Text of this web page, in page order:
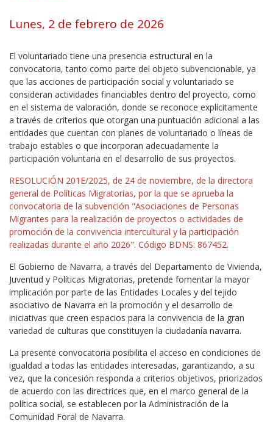
Lunes, 2 de febrero de 2026
El voluntariado tiene una presencia estructural en la
convocatoria, tanto como parte del objeto subvencionable, ya
que las acciones de participación social y voluntariado se
consideran actividades financiables dentro del proyecto, como
en el sistema de valoración, donde se reconoce explícitamente
a través de criterios que otorgan una puntuación adicional a las
entidades que cuentan con planes de voluntariado o líneas de
trabajo estables o que incorporan adecuadamente la
participación voluntaria en el desarrollo de sus proyectos.
RESOLUCIÓN 201E/2025, de 24 de noviembre, de la directora
general de Políticas Migratorias, por la que se aprueba la
convocatoria de la subvención "Asociaciones de Personas
Migrantes para la realización de proyectos o actividades de
promoción de la convivencia intercultural y la participación
realizadas durante el año 2026". Código BDNS: 867452.
El Gobierno de Navarra, a través del Departamento de Vivienda,
Juventud y Políticas Migratorias, pretende fomentar la mayor
implicación por parte de las Entidades Locales y del tejido
asociativo de Navarra en la promoción y el desarrollo de
iniciativas que creen espacios para la convivencia de la gran
variedad de culturas que constituyen la ciudadanía navarra.
La presente convocatoria posibilita el acceso en condiciones de
igualdad a todas las entidades interesadas, garantizando, a su
vez, que la concesión responda a criterios objetivos, priorizados
de acuerdo con las directrices que, en el marco general de la
política social, se establecen por la Administración de la
Comunidad Foral de Navarra.